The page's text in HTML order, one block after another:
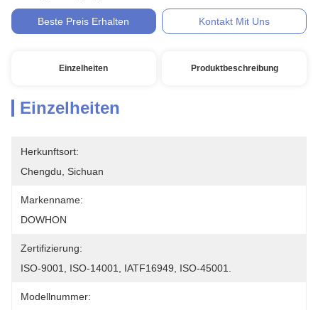
Beste Preis Erhalten Kontakt Mit Uns
Einzelheiten Produktbeschreibung
Einzelheiten
Herkunftsort:
Chengdu, Sichuan
Markenname:
DOWHON
Zertifizierung:
ISO-9001, ISO-14001, IATF16949, ISO-45001.
Modellnummer: